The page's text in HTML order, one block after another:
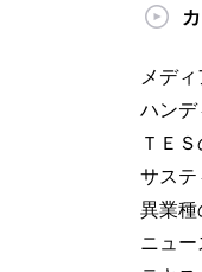
メデ
ハンデ
ＴＥ
サステ
異業種
ニュ